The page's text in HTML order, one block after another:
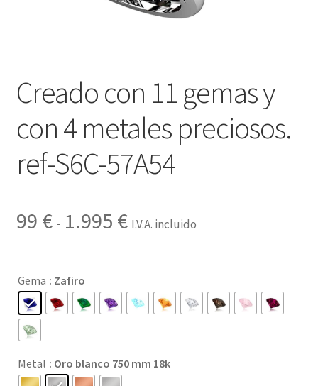
Creado con 11 gemas y
con 4 metales preciosos.
ref-S6C-57A54
99 € - 1.995 €Rango
desde
99 €
1.995 €
I.V.A. incluido
Gema : Zafiro
Metal : Oro blanco 750 mm 18k